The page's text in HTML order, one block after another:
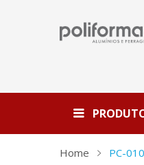
Home PC-010